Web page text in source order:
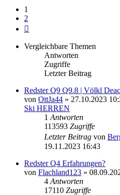
1
2
Vergleichbare Themen
Antworten
Zugriffe
Letzter Beitrag
Redster Q9 Q9.8 | Völkl
von OttJa44 » 27.10.2023
Ski HERREN
1 Antworten
113593 Zugriffe
Letzter Beitrag von
19.11.2023 16:43
Redster Q4 Erfahrungen?
von Flachland123 »
4 Antworten
17110 Zugriffe